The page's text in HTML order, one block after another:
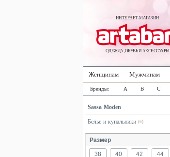
ИНТЕРНЕТ-МАГАЗИН
ОДЕЖДА, ОБУВЬ И АКСЕССУАРЫ
Женщинам Мужчинам
Бренды: A B C
Sassa Moden
Белье и купальники (6)
Размер
38 40 42 44